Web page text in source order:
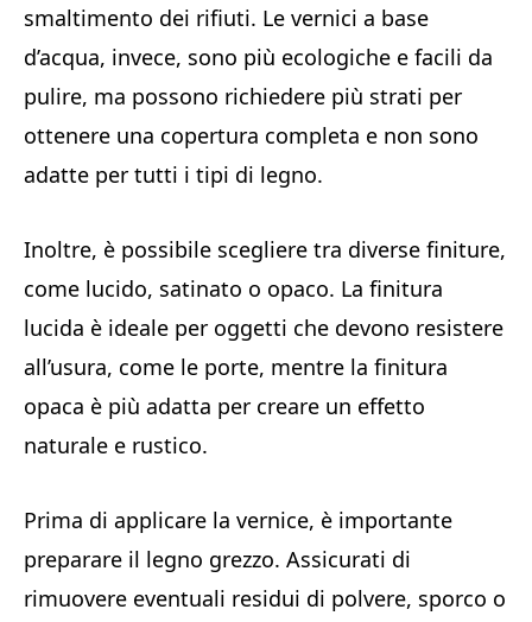
smaltimento dei rifiuti. Le vernici a base
d’acqua, invece, sono più ecologiche e facili da
pulire, ma possono richiedere più strati per
ottenere una copertura completa e non sono
adatte per tutti i tipi di legno.
Inoltre, è possibile scegliere tra diverse finiture,
come lucido, satinato o opaco. La finitura
lucida è ideale per oggetti che devono resistere
all’usura, come le porte, mentre la finitura
opaca è più adatta per creare un effetto
naturale e rustico.
Prima di applicare la vernice, è importante
preparare il legno grezzo. Assicurati di
rimuovere eventuali residui di polvere, sporco o